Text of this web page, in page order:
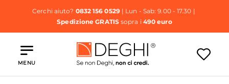
Cerchi aiuto? 0832 156 0529| Lun - Sab: 9.00 - 17.30 |
Spedizione GRATISsopra i 490 euro
MENU